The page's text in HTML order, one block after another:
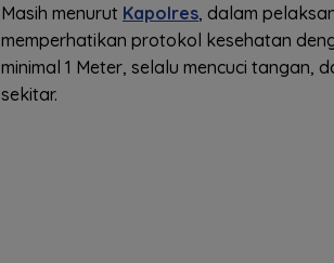
Masih menurut Kapolres , dalam
memperhatikan protokol kesehatan
minimal 1 Meter, selalu mencuci tangan,
sekitar.